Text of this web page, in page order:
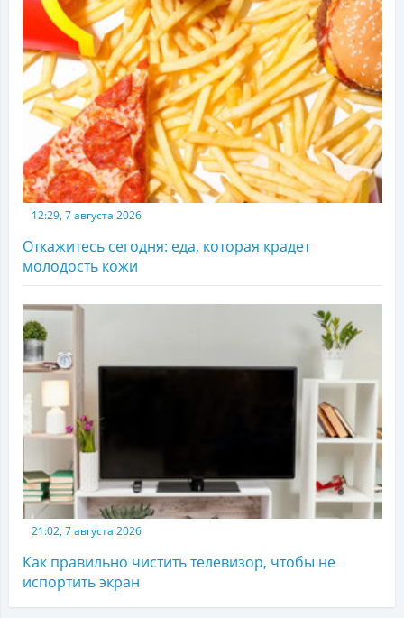
12:29, 7 августа 2026
Откажитесь сегодня: еда, которая крадет
молодость кожи
21:02, 7 августа 2026
Как правильно чистить телевизор, чтобы не
испортить экран